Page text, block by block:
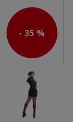
- 35 %